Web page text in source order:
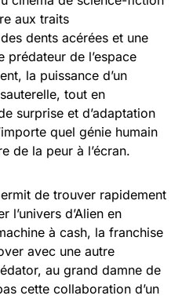
aux traits
dents acérées et une
prédateur de l’espace
la puissance d’un
tout en
surprise et d’adaptation
quel génie humain
de la peur à l’écran.
de trouver rapidement
l’univers d’Alien en
à cash, la franchise
avec une autre
au grand damne de
cette collaboration d’un